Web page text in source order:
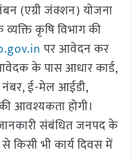
(एग्री जंक्शन) योजना
कृषि विभाग की
पर आवेदन कर
के पास आधार कार्ड,
नंबर, ई-मेल आईडी,
आवश्यकता होगी।
संबंधित जनपद के
किसी भी कार्य दिवस में